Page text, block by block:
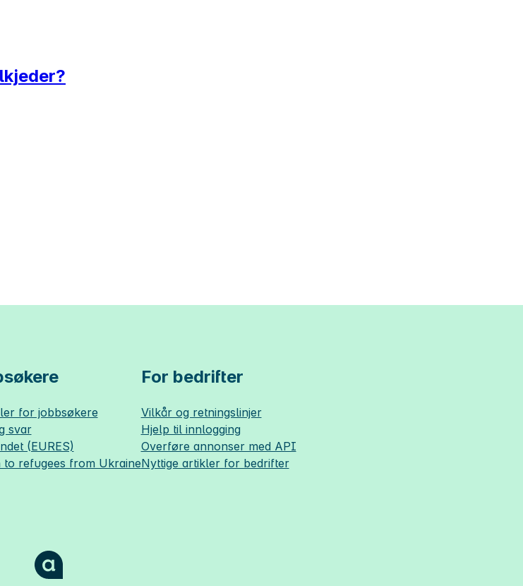
for jobbsøkere
svar
(EURES)
refugees from Ukraine
For bedrifter
Vilkår og retningslinjer
Hjelp til innlogging
Overføre annonser med API
Nyttige artikler for bedrifter